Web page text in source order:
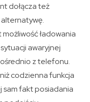
dołącza też
ładowania
awaryjnej
z telefonu.
codzienna funkcja
sam fakt posiadania